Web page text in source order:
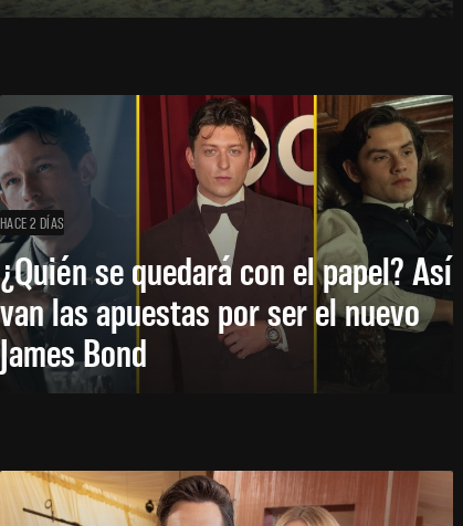
HACE 2 DÍAS
¿Quién se quedará con el papel? Así
van las apuestas por ser el nuevo
James Bond